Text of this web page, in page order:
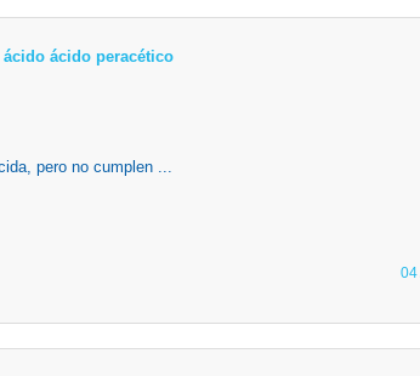
ácido peracético
pero no cumplen ...
04